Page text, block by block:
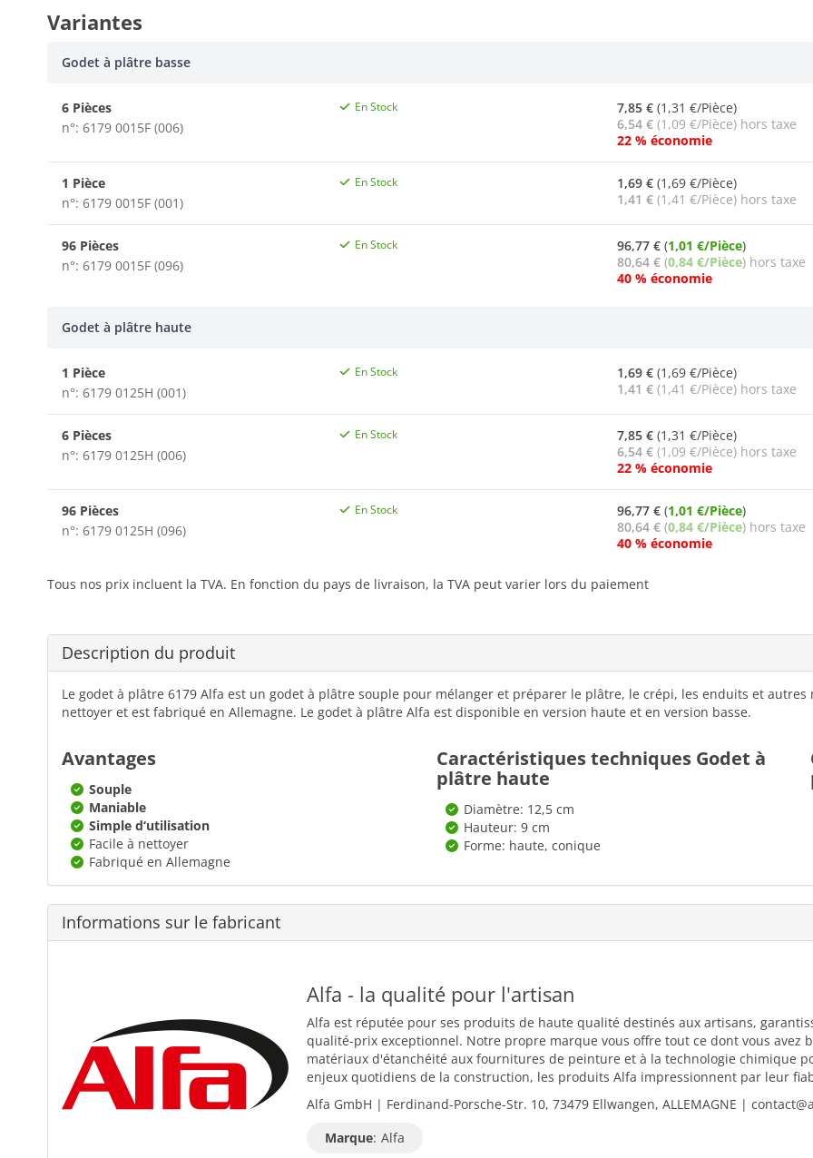
Variantes
Godet à plâtre basse
6 Pièces
n°: 6179 0015F (006)
En Stock 7,85 € (1,31 €/Pièce)
6,54 € (1,09 €/Pièce) hors taxe
22 % économie
1 Pièce
n°: 6179 0015F (001)
En Stock 1,69 € (1,69 €/Pièce)
1,41 € (1,41 €/Pièce) hors taxe
96 Pièces
n°: 6179 0015F (096)
En Stock 96,77 € (1,01 €/Pièce)
80,64 € (0,84 €/Pièce) hors taxe
40 % économie
Godet à plâtre haute
1 Pièce
n°: 6179 0125H (001)
En Stock 1,69 € (1,69 €/Pièce)
1,41 € (1,41 €/Pièce) hors taxe
6 Pièces
n°: 6179 0125H (006)
En Stock 7,85 € (1,31 €/Pièce)
6,54 € (1,09 €/Pièce) hors taxe
22 % économie
96 Pièces
n°: 6179 0125H (096)
En Stock 96,77 € (1,01 €/Pièce)
80,64 € (0,84 €/Pièce) hors taxe
40 % économie
Tous nos prix incluent la TVA. En fonction du pays de livraison, la TVA peut varier lors du paiement
Description du produit
Le godet à plâtre 6179 Alfa est un godet à plâtre souple pour mélanger et préparer le plâtre, le crépi, les enduits et
nettoyer et est fabriqué en Allemagne. Le godet à plâtre Alfa est disponible en version haute et en version basse.
Avantages
Souple
Maniable
Simple d‘utilisation
Facile à nettoyer
Fabriqué en Allemagne
Caractéristiques techniques Godet à
plâtre haute
Diamètre: 12,5 cm
Hauteur: 9 cm
Forme: haute, conique
Informations sur le fabricant
Alfa - la qualité pour l'artisan
Alfa est réputée pour ses produits de haute qualité destinés aux artisans,
qualité-prix exceptionnel. Notre propre marque vous offre tout ce dont vous avez
matériaux d'étanchéité aux fournitures de peinture et à la technologie chimique
enjeux quotidiens de la construction, les produits Alfa impressionnent par leur
Alfa GmbH | Ferdinand-Porsche-Str. 10, 73479 Ellwangen, ALLEMAGNE |
Marque: Alfa